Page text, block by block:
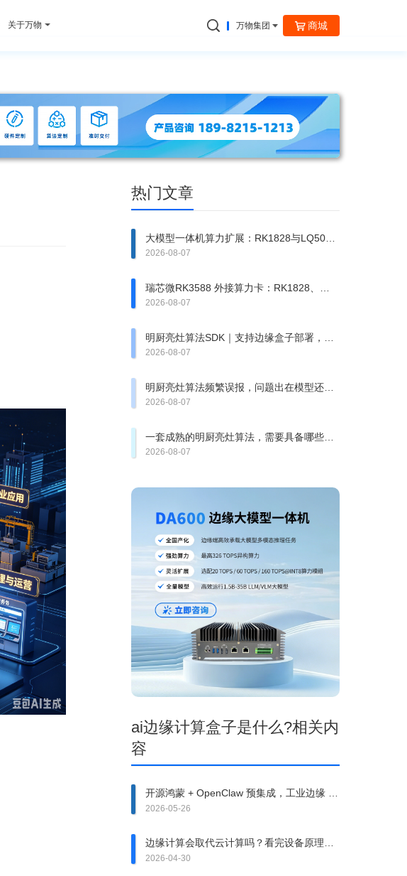
关于万物 万物集团 商城
热门文章
大模型一体机算力扩展：RK1828与LQ50异
构方案拆解
2026-08-07
瑞芯微RK3588 外接算力卡：RK1828、
RK1820、LQ50 该上哪一张？
2026-08-07
明厨亮灶算法SDK｜支持边缘盒子部署，快
速完成智慧食安改造
2026-08-07
明厨亮灶算法频繁误报，问题出在模型还是
厨房复杂环境？
2026-08-07
一套成熟的明厨亮灶算法，需要具备哪些检
测能力？
2026-08-07
ai边缘计算盒子是什么?相关内
容
开源鸿蒙 + OpenClaw 预集成，工业边缘 AI
部署成本降 70%+
2026-05-26
边缘计算会取代云计算吗？看完设备原理就
懂了
2026-04-30